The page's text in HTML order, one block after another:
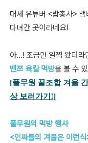
대세 유튜버 <밥총사> 맴
다녀간 곳이라네요!
아...! 조금만 일찍 왔더라
밴쯔 육칼 먹방을 볼 수
[풀무원 꿀조합 겨울
상 보러가기!]
풀무원의 먹방 행사
<인싸들의 겨울은 이런